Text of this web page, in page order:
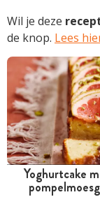
Wil je deze
de knop. Lees
Tussen 30
Yoghurtcake